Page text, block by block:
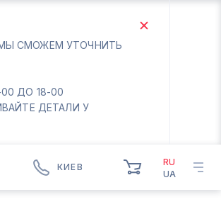
МЫ СМОЖЕМ УТОЧНИТЬ
ДО 18-00
ДЕТАЛИ У
КИЕВ
RU
UA